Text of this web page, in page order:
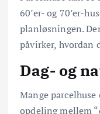
60’er- og 70’er-
planløsningen.
påvirker, hvordan
Dag- og
Mange
opdeling mellem